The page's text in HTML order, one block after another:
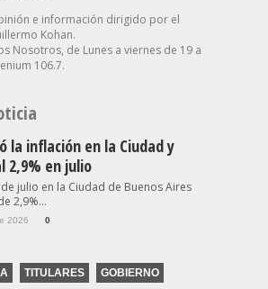
e información dirigido por el
Kohan.
Nosotros, de Lunes a viernes de 19 a
106.7.
la inflación en la Ciudad y
2,9% en julio
julio en la Ciudad de Buenos Aires
2,9%...
2026 0
TITULARES GOBIERNO